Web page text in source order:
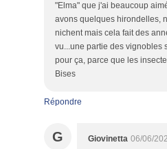
"Elma" que j'ai beaucoup
avons quelques hirondelles,
nichent mais cela fait des
vu...une partie des vignobles
pour ça, parce que les
Bises
Répondre
G Giovinetta 06/06/